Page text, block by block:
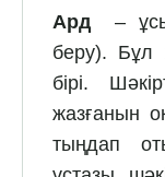
Ард –
беру). Бұл
бірі.
жазғанын
тыңдап